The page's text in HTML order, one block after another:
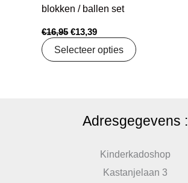
blokken / ballen set
€16,95 €13,39
Selecteer opties
Adresgegevens :
Kinderkadoshop
Kastanjelaan 3